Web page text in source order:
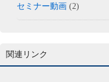
セミナー動画 (2)
関連リンク